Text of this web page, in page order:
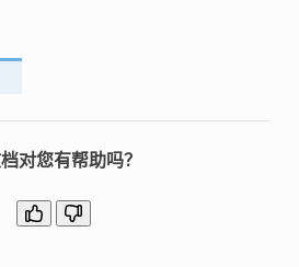
对您有帮助吗？